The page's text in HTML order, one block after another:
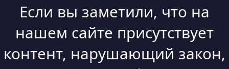
Если вы заметили, что на
нашем сайте присутствует
контент, нарушающий закон,